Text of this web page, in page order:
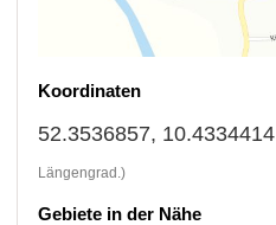
Koordinaten
52.3536857, 10.4334414
Längengrad.)
Gebiete in der Nähe